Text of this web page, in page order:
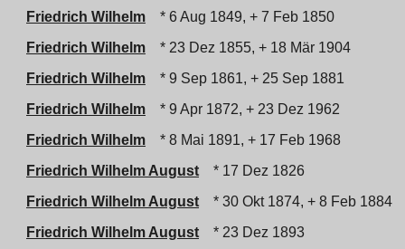
Friedrich Wilhelm
* 6 Aug 1849, + 7 Feb 1850
Friedrich Wilhelm
* 23 Dez 1855, + 18 Mär 1904
Friedrich Wilhelm
* 9 Sep 1861, + 25 Sep 1881
Friedrich Wilhelm
* 9 Apr 1872, + 23 Dez 1962
Friedrich Wilhelm
* 8 Mai 1891, + 17 Feb 1968
Friedrich Wilhelm August
* 17 Dez 1826
Friedrich Wilhelm August
* 30 Okt 1874, + 8 Feb 1884
Friedrich Wilhelm August
* 23 Dez 1893